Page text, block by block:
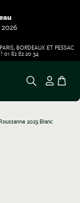
BORDEAUX ET PESSAC
01 82 82 20 34
2023 Blanc